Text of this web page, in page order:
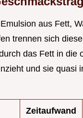
aus Fett,
trennen sich
das Fett in die
und sie quasi
Zeitaufwand